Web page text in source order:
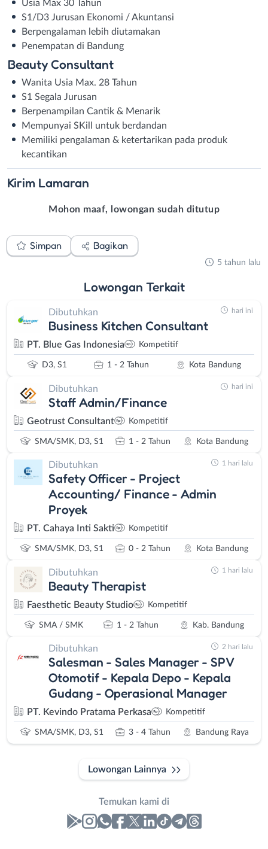
Usia Max 30 Tahun
S1/D3 Jurusan Ekonomi / Akuntansi
Berpengalaman lebih diutamakan
Penempatan di Bandung
Beauty Consultant
Wanita Usia Max. 28 Tahun
S1 Segala Jurusan
Berpenampilan Cantik & Menarik
Mempunyai SKill untuk berdandan
Memiliki pengalaman & ketertarikan pada produk
kecantikan
Kirim Lamaran
Mohon maaf, lowongan sudah ditutup
Simpan Bagikan
5 tahun lalu
Lowongan Terkait
Dibutuhkan
Business Kitchen Consultant
PT. Blue Gas Indonesia Kompetitif
D3, S1 1 - 2 Tahun Kota Bandung
hari ini
Dibutuhkan
Staff Admin/Finance
Geotrust Consultant Kompetitif
SMA/SMK, D3, S1 1 - 2 Tahun Kota Bandung
hari ini
Dibutuhkan
Safety Officer - Project
Accounting/ Finance - Admin
Proyek
PT. Cahaya Inti Sakti Kompetitif
SMA/SMK, D3, S1 0 - 2 Tahun Kota Bandung
1 hari lalu
Dibutuhkan
Beauty Therapist
Faesthetic Beauty Studio Kompetitif
SMA / SMK 1 - 2 Tahun Kab. Bandung
1 hari lalu
Dibutuhkan
Salesman - Sales Manager - SPV
Otomotif - Kepala Depo - Kepala
Gudang - Operasional Manager
PT. Kevindo Pratama Perkasa Kompetitif
SMA/SMK, D3, S1 3 - 4 Tahun Bandung Raya
2 hari lalu
Lowongan Lainnya
Temukan kami di